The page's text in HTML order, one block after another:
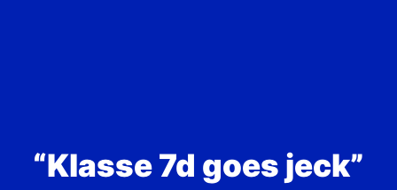
“Klasse 7d goes jeck”